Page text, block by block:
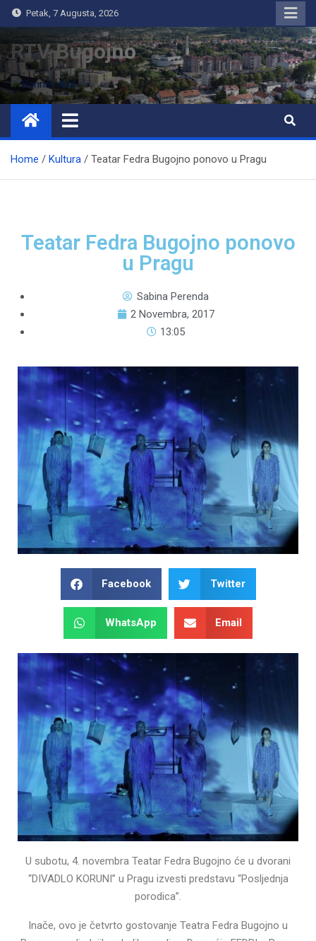
Petak, 7 Augusta, 2026
RTV Bugojno
Home Kultura Teatar Fedra Bugojno ponovo u Pragu
Teatar Fedra Bugojno ponovo
u Pragu
Sabina Perenda
2 Novembra, 2017
13:05
Facebook Twitter
WhatsApp Email
U subotu, 4. novembra Teatar Fedra Bugojno će u dvorani
“DIVADLO KORUNI” u Pragu izvesti predstavu “Posljednja
porodica”.
Inače, ovo je četvrto gostovanje Teatra Fedra Bugojno u